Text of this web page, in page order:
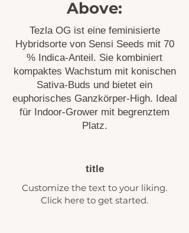
Above:
Tezla OG ist eine feminisierte
Hybridsorte von Sensi Seeds mit 70
% Indica-Anteil. Sie kombiniert
kompaktes Wachstum mit konischen
Sativa-Buds und bietet ein
euphorisches Ganzkörper-High. Ideal
für Indoor-Grower mit begrenztem
Platz.
title
Customize the text to your liking.
Click here to get started.